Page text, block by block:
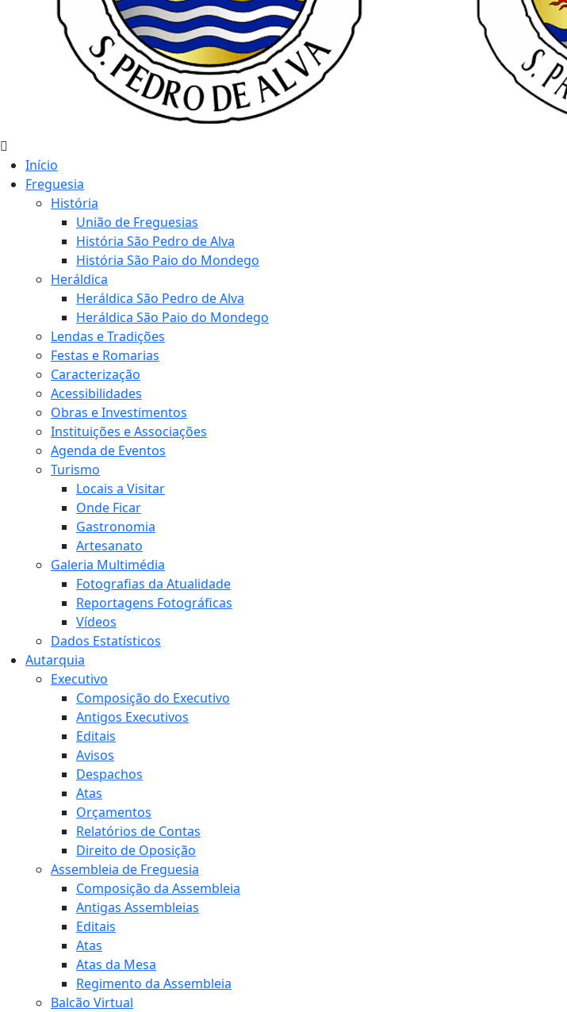
Início
Freguesia
História
União de Freguesias
História São Pedro de Alva
História São Paio do Mondego
Heráldica
Heráldica São Pedro de Alva
Heráldica São Paio do Mondego
Lendas e Tradições
Festas e Romarias
Caracterização
Acessibilidades
Obras e Investimentos
Instituições e Associações
Agenda de Eventos
Turismo
Locais a Visitar
Onde Ficar
Gastronomia
Artesanato
Galeria Multimédia
Fotografias da Atualidade
Reportagens Fotográficas
Vídeos
Dados Estatísticos
Autarquia
Executivo
Composição do Executivo
Antigos Executivos
Editais
Avisos
Despachos
Atas
Orçamentos
Relatórios de Contas
Direito de Oposição
Assembleia de Freguesia
Composição da Assembleia
Antigas Assembleias
Editais
Atas
Atas da Mesa
Regimento da Assembleia
Balcão Virtual